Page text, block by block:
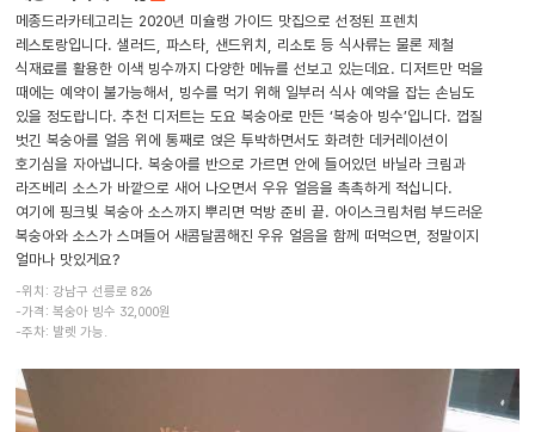
메종드라카테고리는 2020년 미슐랭 가이드 맛집으로 선정된 프렌치
레스토랑입니다. 샐러드, 파스타, 샌드위치, 리소토 등 식사류는 물론 제철
식재료를 활용한 이색 빙수까지 다양한 메뉴를 선보고 있는데요. 디저트만 먹을
때에는 예약이 불가능해서, 빙수를 먹기 위해 일부러 식사 예약을 잡는 손님도
있을 정도랍니다. 추천 디저트는 도요 복숭아로 만든 ‘복숭아 빙수’입니다. 껍질
벗긴 복숭아를 얼음 위에 통째로 얹은 투박하면서도 화려한 데커레이션이
호기심을 자아냅니다. 복숭아를 반으로 가르면 안에 들어있던 바닐라 크림과
라즈베리 소스가 바깥으로 새어 나오면서 우유 얼음을 촉촉하게 적십니다.
여기에 핑크빛 복숭아 소스까지 뿌리면 먹방 준비 끝. 아이스크림처럼 부드러운
복숭아와 소스가 스며들어 새콤달콤해진 우유 얼음을 함께 떠먹으면, 정말이지
얼마나 맛있게요?
-위치: 강남구 선릉로 826
-가격: 복숭아 빙수 32,000원
-주차: 발렛 가능.